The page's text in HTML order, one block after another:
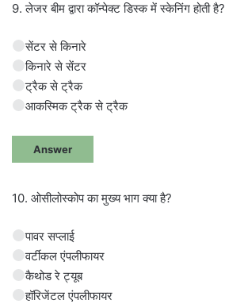
9. लेजर बीम द्वारा कॉन्पेक्ट डिस्क में स्केनिंग होती है?
सेंटर से किनारे
किनारे से सेंटर
ट्रैक से ट्रैक
आकस्मिक ट्रैक से ट्रैक
Answer
10. ओसीलोस्कोप का मुख्य भाग क्या है?
पावर सप्लाई
वर्टीकल एंपलीफायर
कैथोड रे ट्यूब
हॉरिजेंटल एंपलीफायर